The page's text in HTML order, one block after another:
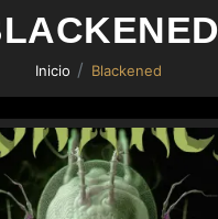
Inicio Blackened